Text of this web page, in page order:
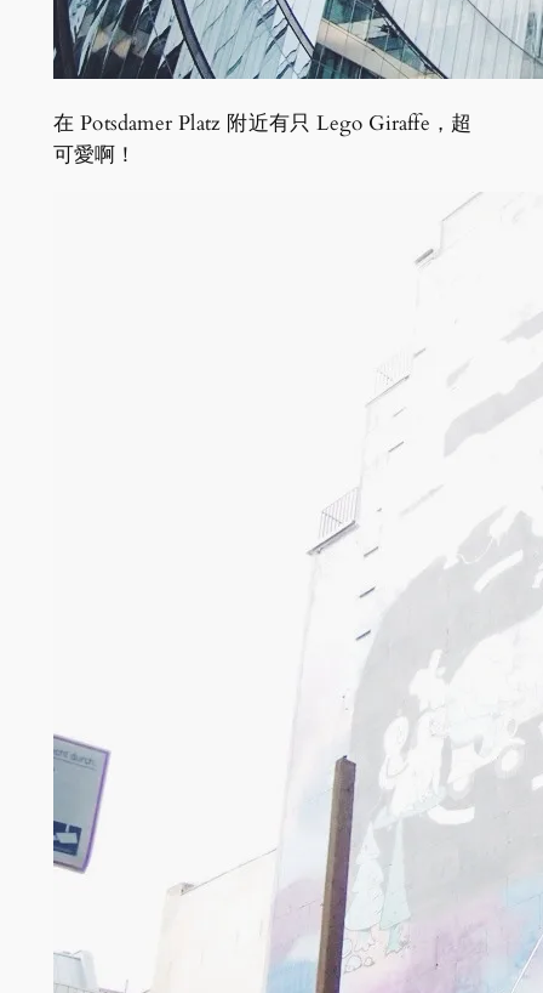
在 Potsdamer Platz 附近有只 Lego Giraffe，超
可愛啊！